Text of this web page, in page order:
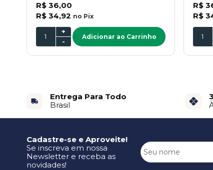
R$ 36,00
R$ 34,92 no Pix
-
+
Adicionar ao Carrinho
R$
R$
Entrega Para Todo
Brasil
Cadastre-se e Aproveite!
Se inscreva em nossa
Newsletter e receba as
novidades!